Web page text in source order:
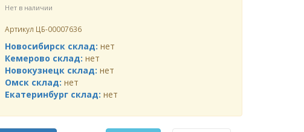
Нет в наличии
Артикул ЦБ-00007636
Новосибирск склад: нет
Кемерово склад: нет
Новокузнецк склад: нет
Омск склад: нет
Екатеринбург склад: нет